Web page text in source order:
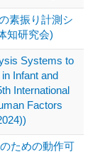
素振り計測シ
知研究会)
Systems to
Infant and
International
Factors
ための動作可